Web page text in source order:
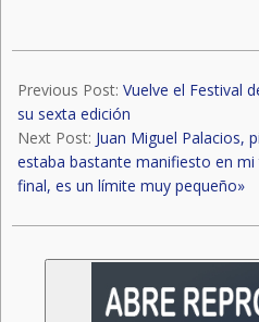
10-
26
Previous Post: Vuelve el Festival
su sexta edición
Next Post: Juan Miguel Palacios,
estaba bastante manifiesto en
final, es un límite muy pequeño»